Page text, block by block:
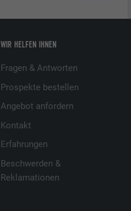
WIR HELFEN IHNEN
Fragen & Antworten
Prospekte bestellen
Angebot anfordern
Kontakt
Erfahrungen
Beschwerden &
Reklamationen